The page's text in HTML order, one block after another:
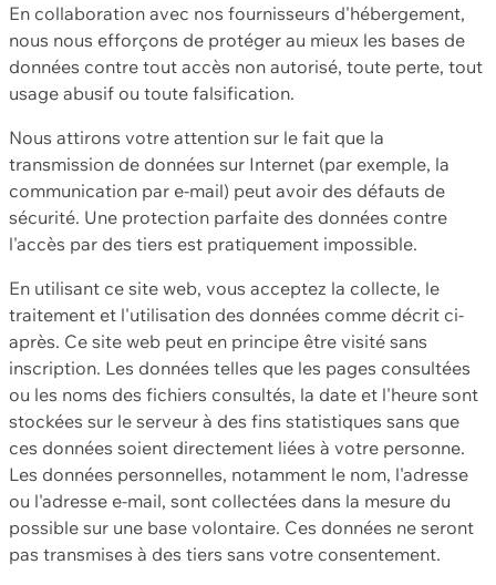
En collaboration avec nos fournisseurs d'hébergement,
nous nous efforçons de protéger au mieux les bases de
données contre tout accès non autorisé, toute perte, tout
usage abusif ou toute falsification.
Nous attirons votre attention sur le fait que la
transmission de données sur Internet (par exemple, la
communication par e-mail) peut avoir des défauts de
sécurité. Une protection parfaite des données contre
l'accès par des tiers est pratiquement impossible.
En utilisant ce site web, vous acceptez la collecte, le
traitement et l'utilisation des données comme décrit ci-
après. Ce site web peut en principe être visité sans
inscription. Les données telles que les pages consultées
ou les noms des fichiers consultés, la date et l'heure sont
stockées sur le serveur à des fins statistiques sans que
ces données soient directement liées à votre personne.
Les données personnelles, notamment le nom, l'adresse
ou l'adresse e-mail, sont collectées dans la mesure du
possible sur une base volontaire. Ces données ne seront
pas transmises à des tiers sans votre consentement.